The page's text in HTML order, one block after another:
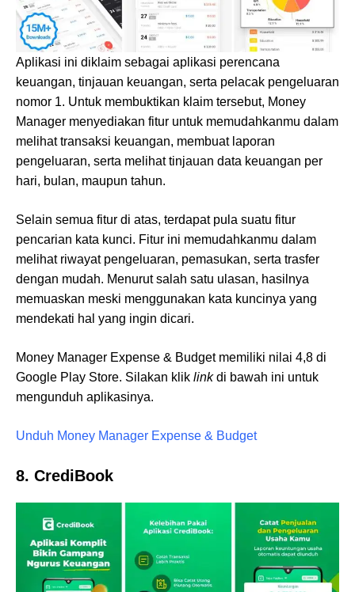
Aplikasi ini diklaim sebagai aplikasi perencana
keuangan, tinjauan keuangan, serta pelacak pengeluaran
nomor 1. Untuk membuktikan klaim tersebut, Money
Manager menyediakan fitur untuk memudahkanmu dalam
melihat transaksi keuangan, membuat laporan
pengeluaran, serta melihat tinjauan data keuangan per
hari, bulan, maupun tahun.
Selain semua fitur di atas, terdapat pula suatu fitur
pencarian kata kunci. Fitur ini memudahkanmu dalam
melihat riwayat pengeluaran, pemasukan, serta trasfer
dengan mudah. Menurut salah satu ulasan, hasilnya
memuaskan meski menggunakan kata kuncinya yang
mendekati hal yang ingin dicari.
Money Manager Expense & Budget memiliki nilai 4,8 di
Google Play Store. Silakan klik linkdi bawah ini untuk
mengunduh aplikasinya.
Unduh Money Manager Expense & Budget
8. CrediBook